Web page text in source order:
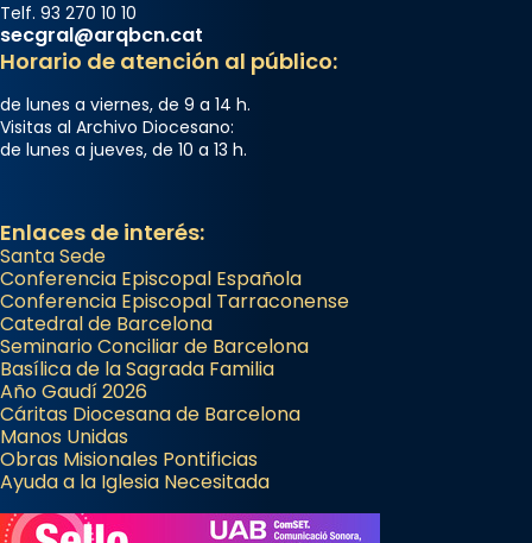
Telf. 93 270 10 10
secgral@arqbcn.cat
Horario de atención al público:
de lunes a viernes, de 9 a 14 h.
Visitas al Archivo Diocesano:
de lunes a jueves, de 10 a 13 h.
Enlaces de interés:
Santa Sede
Conferencia Episcopal Española
Conferencia Episcopal Tarraconense
Catedral de Barcelona
Seminario Conciliar de Barcelona
Basílica de la Sagrada Familia
Año Gaudí 2026
Cáritas Diocesana de Barcelona
Manos Unidas
Obras Misionales Pontificias
Ayuda a la Iglesia Necesitada